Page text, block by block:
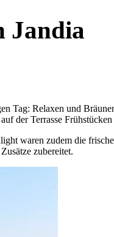
Jandia
Tag: Relaxen und
der Terrasse
waren zudem die
zubereitet.